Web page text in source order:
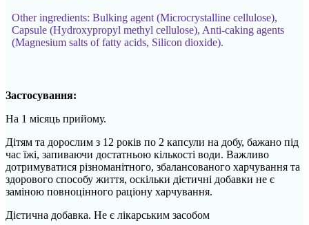
Other ingredients: Bulking agent (Microcrystalline cellulose),
Capsule (Hydroxypropyl methyl cellulose), Anti-caking agents
(Magnesium salts of fatty acids, Silicon dioxide).
Застосування:
На 1 місяць прийому.
Дітям та дорослим з 12 років по 2 капсули на добу, бажано під
час їжі, запиваючи достатньою кількості води. Важливо
дотримуватися різноманітного, збалансованого харчування та
здорового способу життя, оскільки дієтичні добавки не є
заміною повноцінного раціону харчування.
Дієтична добавка. Не є лікарським засобом